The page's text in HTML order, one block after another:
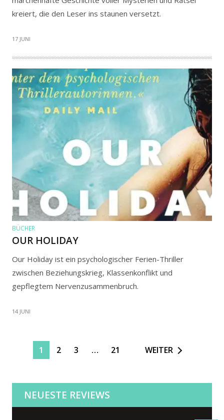
kreiert, die den Leser ins staunen versetzt.
17 JUNI
BÜCHER
OUR HOLIDAY
Our Holiday ist ein psychologischer Ferien-Thriller
zwischen Beziehungskrieg, Klassenkonflikt und
gepflegtem Nervenzusammenbruch.
14 JUNI
1 2 3 … 21 WEITER
NEUESTE REVIEWS